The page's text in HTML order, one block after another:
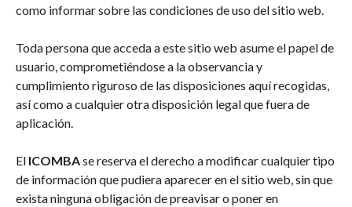
como informar sobre las condiciones de uso del sitio web.
Toda persona que acceda a este sitio web asume el papel de
usuario, comprometiéndose a la observancia y
cumplimiento riguroso de las disposiciones aquí recogidas,
así como a cualquier otra disposición legal que fuera de
aplicación.
El ICOMBAse reserva el derecho a modificar cualquier tipo
de información que pudiera aparecer en el sitio web, sin que
exista ninguna obligación de preavisar o poner en